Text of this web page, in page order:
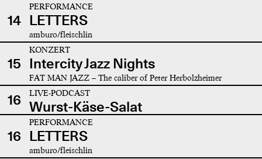
14
PERFORMANCE
LETTERS
amburo/fleischlin
15
KONZERT
Intercity Jazz Nights
FAT MAN JAZZ – The caliber of Peter Herbolzheimer
16 LIVE-PODCAST
Wurst-Käse-Salat
16
PERFORMANCE
LETTERS
amburo/fleischlin